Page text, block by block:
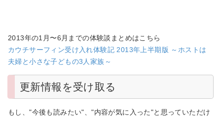
2013年の1月〜6月までの体験談まとめはこちら
カウチサーフィン受け入れ体験記 2013年上半期版 ～ホストは
夫婦と小さな子どもの3人家族～
更新情報を受け取る
もし、"今後も読みたい"、"内容が気に入った"と思っていただけ